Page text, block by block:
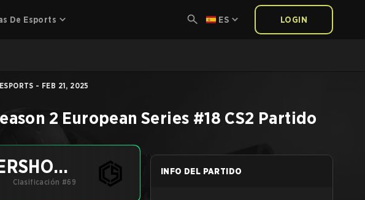
De Esports ES LOGIN
- FEB 21, 2025
2 European Series #18 CS2 Partido
Esports
Clasificación #69
INFO DEL PARTIDO